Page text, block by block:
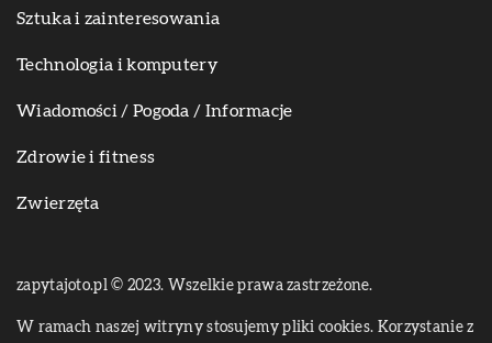
Sztuka i zainteresowania
Technologia i komputery
Wiadomości / Pogoda / Informacje
Zdrowie i fitness
Zwierzęta
zapytajoto.pl © 2023. Wszelkie prawa zastrzeżone.
W ramach naszej witryny stosujemy pliki cookies. Korzystanie z